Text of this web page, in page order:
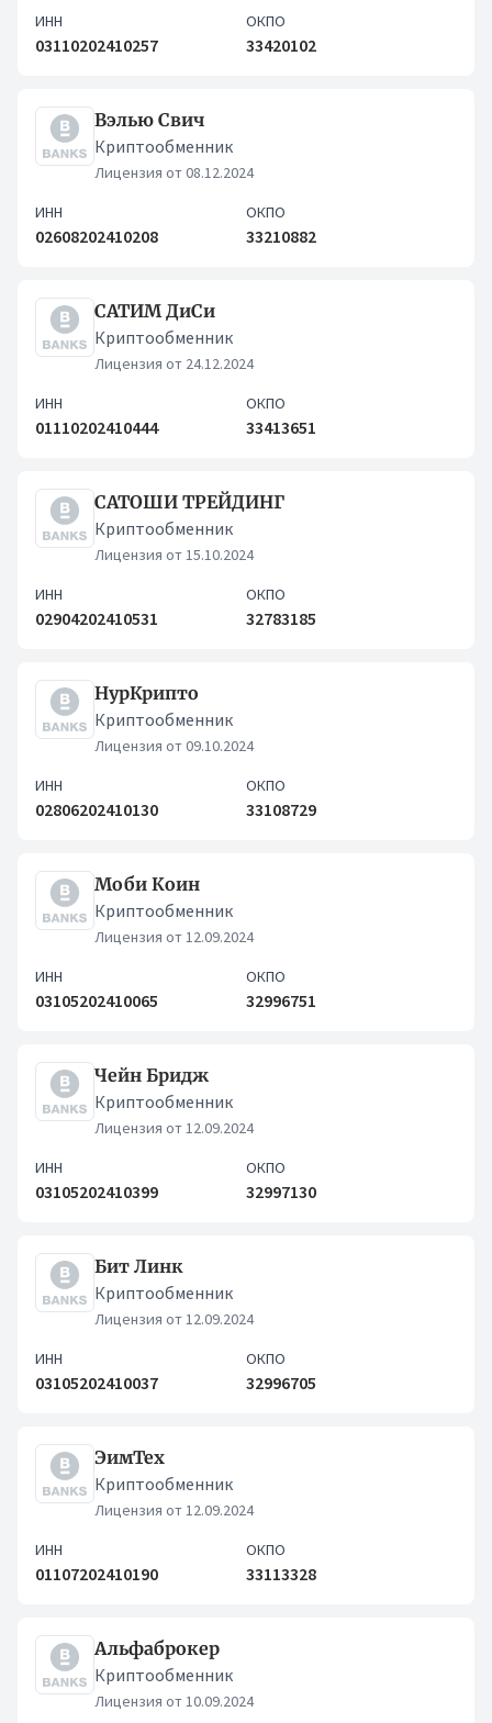
ИНН
03110202410257
ОКПО
33420102
Вэлью Свич
Криптообменник
Лицензия от 08.12.2024
ИНН
02608202410208
ОКПО
33210882
САТИМ ДиСи
Криптообменник
Лицензия от 24.12.2024
ИНН
01110202410444
ОКПО
33413651
САТОШИ ТРЕЙДИНГ
Криптообменник
Лицензия от 15.10.2024
ИНН
02904202410531
ОКПО
32783185
НурКрипто
Криптообменник
Лицензия от 09.10.2024
ИНН
02806202410130
ОКПО
33108729
Моби Коин
Криптообменник
Лицензия от 12.09.2024
ИНН
03105202410065
ОКПО
32996751
Чейн Бридж
Криптообменник
Лицензия от 12.09.2024
ИНН
03105202410399
ОКПО
32997130
Бит Линк
Криптообменник
Лицензия от 12.09.2024
ИНН
03105202410037
ОКПО
32996705
ЭимТех
Криптообменник
Лицензия от 12.09.2024
ИНН
01107202410190
ОКПО
33113328
Альфаброкер
Криптообменник
Лицензия от 10.09.2024